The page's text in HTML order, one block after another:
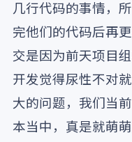
几行代码的事情，
完他们的代码后再
交是因为前天项目
开发觉得尿性不对
大的问题，我们当
本当中，真是就萌